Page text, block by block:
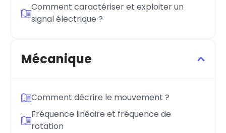
Comment caractériser et exploiter un
signal électrique ?
Mécanique
Comment décrire le mouvement ?
Fréquence linéaire et fréquence de
rotation